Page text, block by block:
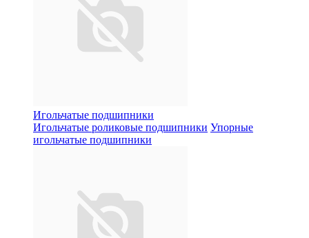
Игольчатые подшипники
Игольчатые роликовые подшипники Упорные
игольчатые подшипники